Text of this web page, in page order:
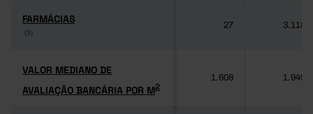
FARMÁCIAS
(3)
FARMÁCIAS
(3)
27 3.118
VALOR MEDIANO DE
AVALIAÇÃO BANCÁRIA POR M2
VALOR MEDIANO DE
AVALIAÇÃO BANCÁRIA POR M2
1.608 1.949